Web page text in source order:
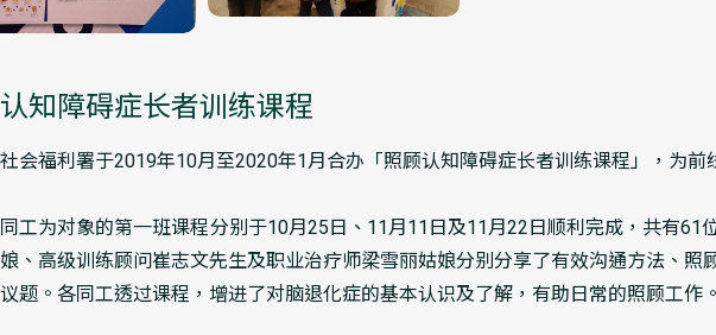
知障碍症长者训练课程
会福利署于2019年10月至2020年1月合办「照顾认知障碍症长者训练课程」，为前
工为对象的第一班课程分别于10月25日、11月11日及11月22日顺利完成，共有61
、高级训练顾问崔志文先生及职业治疗师梁雪丽姑娘分别分享了有效沟通方法、照
题。各同工透过课程，增进了对脑退化症的基本认识及了解，有助日常的照顾工作。